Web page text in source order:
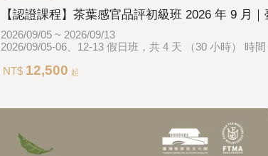
【認證課程】茶葉感官品評初級班 2026 年 9 月
2026/09/05 ~ 2026/09/13
2026/09/05-06、12-13 假日班，共 4 天 （30 小時） 時
NT$ 12,500 起